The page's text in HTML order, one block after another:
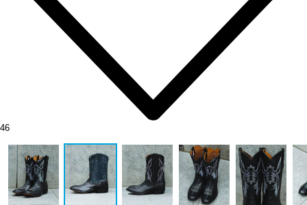
46